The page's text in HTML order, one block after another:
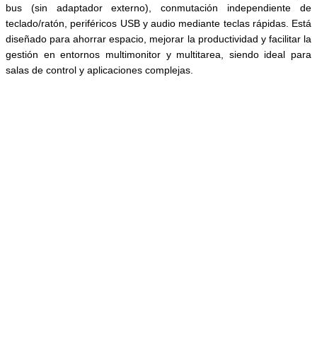
bus (sin adaptador externo), conmutación independiente de
teclado/ratón, periféricos USB y audio mediante teclas rápidas. Está
diseñado para ahorrar espacio, mejorar la productividad y facilitar la
gestión en entornos multimonitor y multitarea, siendo ideal para
salas de control y aplicaciones complejas.